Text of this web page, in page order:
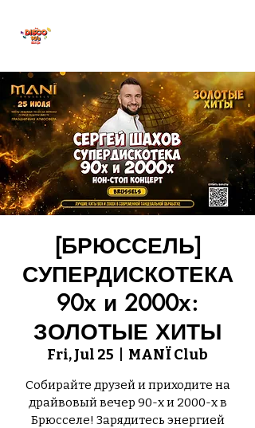
[БРЮССЕЛЬ]
СУПЕРДИСКОТЕКА
90х и 2000х:
ЗОЛОТЫЕ ХИТЫ
Fri, Jul 25 MANÏ Club
Собирайте друзей и приходите на
драйвовый вечер 90-х и 2000-х в
Брюсселе! Зарядитесь энергией